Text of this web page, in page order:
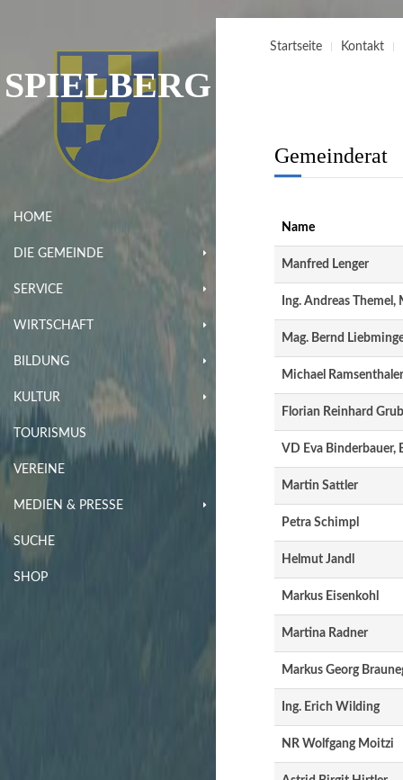
SPIELBERG
HOME
DIE GEMEINDE
SERVICE
WIRTSCHAFT
BILDUNG
KULTUR
TOURISMUS
VEREINE
MEDIEN & PRESSE
SUCHE
SHOP
Startseite Kontakt
Gemeinderat
Name
Manfred Lenger
Ing. Andreas Themel,
Mag. Bernd
Michael Ramsenthaler
Florian Reinhard
VD Eva Binderbauer,
Martin Sattler
Petra Schimpl
Helmut Jandl
Markus Eisenkohl
Martina Radner
Markus Georg
Ing. Erich Wilding
NR Wolfgang Moitzi